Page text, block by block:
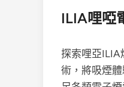
ILIA哩啞
探索哩亞ILIA
術，將吸煙